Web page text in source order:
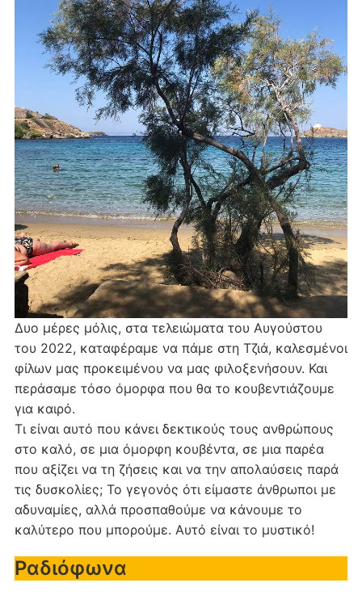
Δυο μέρες μόλις, στα τελειώματα του Αυγούστου
του 2022, καταφέραμε να πάμε στη Τζιά, καλεσμένοι
φίλων μας προκειμένου να μας φιλοξενήσουν. Και
περάσαμε τόσο όμορφα που θα το κουβεντιάζουμε
για καιρό.
Τι είναι αυτό που κάνει δεκτικούς τους ανθρώπους
στο καλό, σε μια όμορφη κουβέντα, σε μια παρέα
που αξίζει να τη ζήσεις και να την απολαύσεις παρά
τις δυσκολίες; Το γεγονός ότι είμαστε άνθρωποι με
αδυναμίες, αλλά προσπαθούμε να κάνουμε το
καλύτερο που μπορούμε. Αυτό είναι το μυστικό!
Ραδιόφωνα